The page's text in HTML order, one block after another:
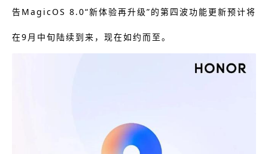
告MagicOS 8.0“新体验再升级”的第四波功能更新预计将
在9月中旬陆续到来，现在如约而至。